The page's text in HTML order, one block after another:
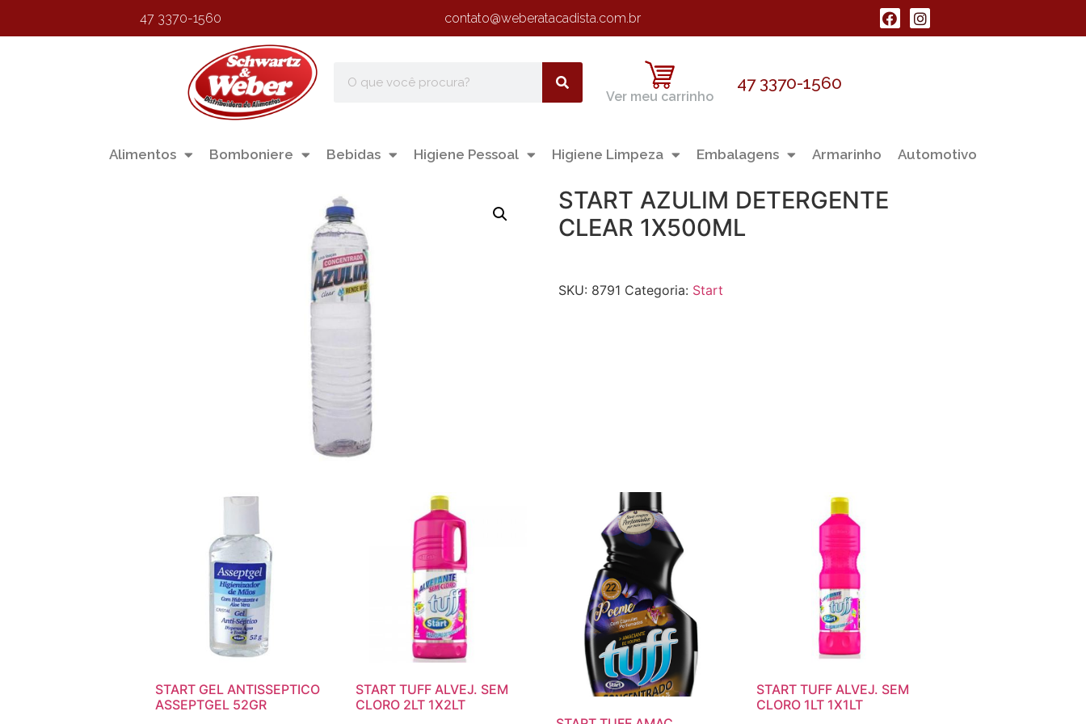
47 3370-1560 contato@weberatacadista.com.br
Ver meu carrinho
47 3370-1560
Alimentos Bomboniere Bebidas Higiene Pessoal Higiene Limpeza Embalagens Armarinho Automotivo
START AZULIM DETERGENTE
CLEAR 1X500ML
SKU: 8791 Categoria: Start
START GEL ANTISSEPTICO
ASSEPTGEL 52GR
START TUFF ALVEJ. SEM
CLORO 2LT 1X2LT
START TUFF ALVEJ. SEM
CLORO 1LT 1X1LT